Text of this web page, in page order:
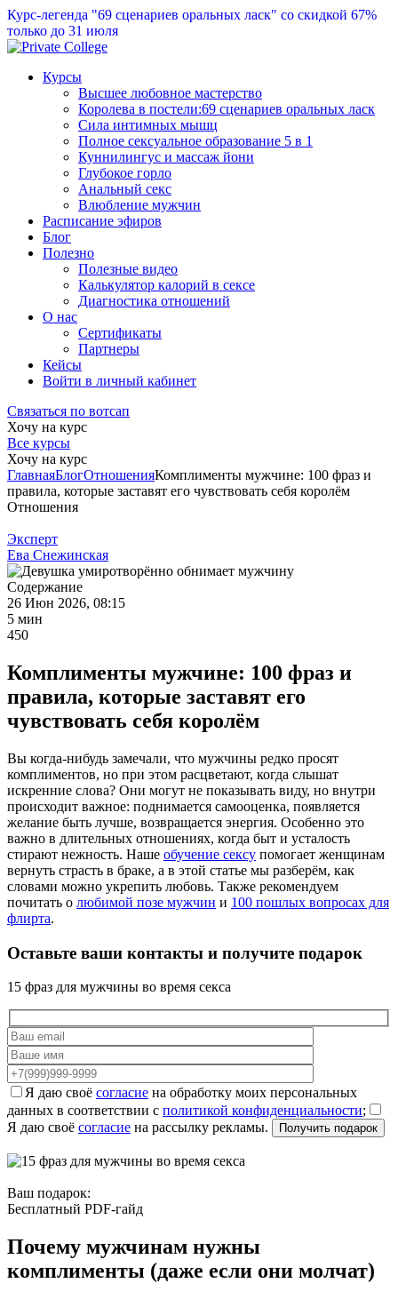
Курс-легенда "69 сценариев оральных ласк" со скидкой 67%
только до 31 июля
Курсы
Высшее любовное мастерство
Королева в постели:69 сценариев оральных ласк
Сила интимных мышц
Полное сексуальное образование 5 в 1
Куннилингус и массаж йони
Глубокое горло
Анальный секс
Влюбление мужчин
Расписание эфиров
Блог
Полезно
Полезные видео
Калькулятор калорий в сексе
Диагностика отношений
О нас
Сертификаты
Партнеры
Кейсы
Войти в личный кабинет
Связаться по вотсап
Хочу на курс
Все курсы
Хочу на курс
ГлавнаяБлогОтношенияКомплименты мужчине: 100 фраз и
правила, которые заставят его чувствовать себя королём
Отношения
Эксперт
Ева Снежинская
Содержание
26 Июн 2026, 08:15
5 мин
450
Комплименты мужчине: 100 фраз и
правила, которые заставят его
чувствовать себя королём
Вы когда-нибудь замечали, что мужчины редко просят
комплиментов, но при этом расцветают, когда слышат
искренние слова? Они могут не показывать виду, но внутри
происходит важное: поднимается самооценка, появляется
желание быть лучше, возвращается энергия. Особенно это
важно в длительных отношениях, когда быт и усталость
стирают нежность. Наше обучение сексу помогает женщинам
вернуть страсть в браке, а в этой статье мы разберём, как
словами можно укрепить любовь. Также рекомендуем
почитать о любимой позе мужчин и 100 пошлых вопросах для
флирта.
Оставьте ваши контакты и получите подарок
15 фраз для мужчины во время секса
Я даю своё согласие на обработку моих персональных
данных в соответствии с политикой конфиденциальности;
Я даю своё согласие на рассылку рекламы.
Ваш подарок:
Бесплатный PDF-гайд
Почему мужчинам нужны
комплименты (даже если они молчат)